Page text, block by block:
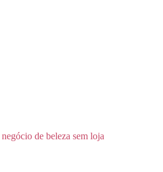
de beleza sem loja